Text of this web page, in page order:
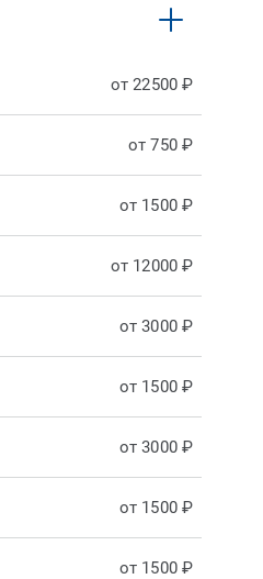
от 22500 ₽
от 750 ₽
от 1500 ₽
от 12000 ₽
от 3000 ₽
от 1500 ₽
от 3000 ₽
от 1500 ₽
от 1500 ₽